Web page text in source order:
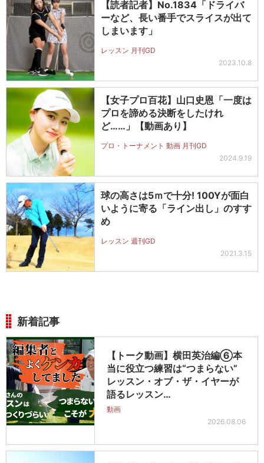
【読者記者】No.1834「ドライバ
ーなど、長い番手でスライスが出て
しまいます」
レッスン 月刊GD
2023.10.8
【女子プロ百花】山口史恩「一度は
プロを諦める決断をしたけれ
ど……」【動画あり】
プロ・トーナメント 動画 月刊GD
2024.9.19
球の高さは5ｍで十分! 100Yが面白
いように寄る「ライン出し」のすす
め
レッスン 週刊GD
2021.3.15
新着記事
【トーク動画】横田英治編⑥本
当に役立つ練習は“つまらない”
レッスン・オブ・ザ・イヤーが
語るレッスン…
動画
2026.08.06